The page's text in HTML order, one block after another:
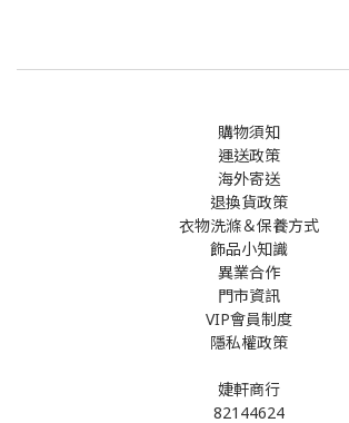
購物須知
運送政策
海外寄送
退換貨政策
衣物洗滌＆保養方式
飾品小知識
異業合作
門市資訊
VIP會員制度
隱私權政策
婕軒商行
82144624